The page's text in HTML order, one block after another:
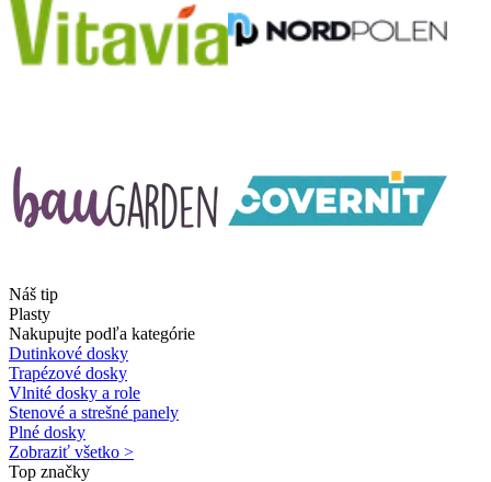
Náš tip
Plasty
Nakupujte podľa kategórie
Dutinkové dosky
Trapézové dosky
Vlnité dosky a role
Stenové a strešné panely
Plné dosky
Zobraziť všetko >
Top značky